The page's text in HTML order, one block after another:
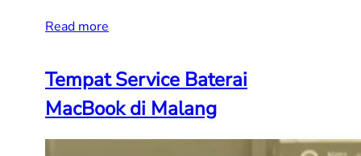
Read more
Tempat Service Baterai
MacBook di Malang